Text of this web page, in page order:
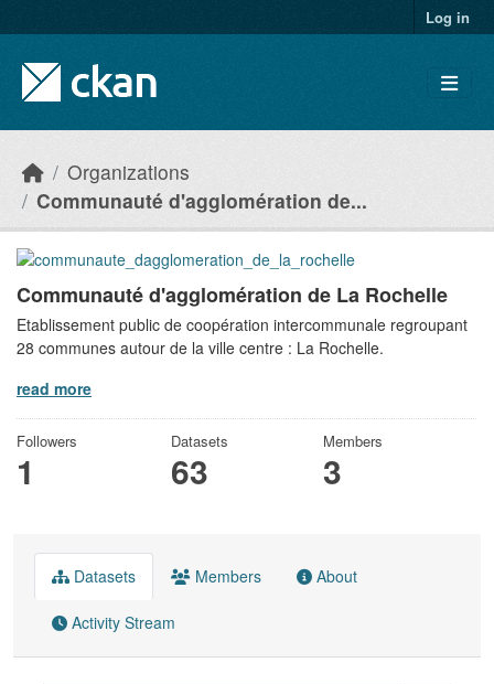
Log in
Organizations
Communauté d'agglomération de...
Communauté d'agglomération de La Rochelle
Etablissement public de coopération intercommunale regroupant
28 communes autour de la ville centre : La Rochelle.
read more
Followers
1
Datasets
63
Members
3
Datasets Members About
Activity Stream